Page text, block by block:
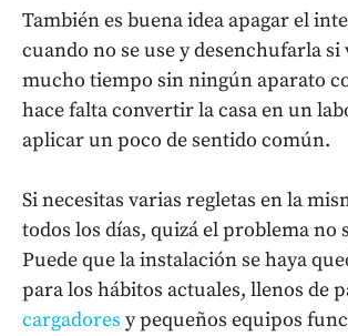
También es buena idea apagar el
cuando no se use y desenchufarla si
mucho tiempo sin ningún aparato
hace falta convertir la casa en un
aplicar un poco de sentido común.
Si necesitas varias regletas en la
todos los días, quizá el problema no
Puede que la instalación se haya
para los hábitos actuales, llenos de
cargadores y pequeños equipos